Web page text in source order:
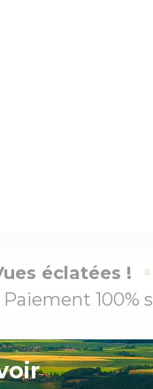
éclatées !
Paiement 100%